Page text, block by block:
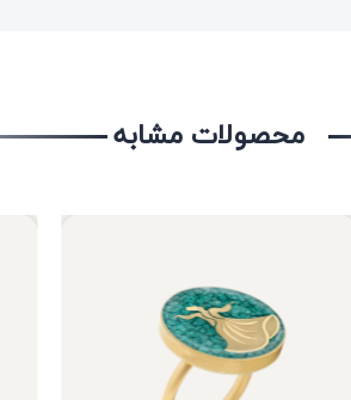
محصولات مشابه